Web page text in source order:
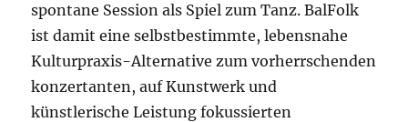
spontane Session als Spiel zum Tanz. BalFolk
ist damit eine selbstbestimmte, lebensnahe
Kulturpraxis-Alternative zum vorherrschenden
konzertanten, auf Kunstwerk und
künstlerische Leistung fokussierten